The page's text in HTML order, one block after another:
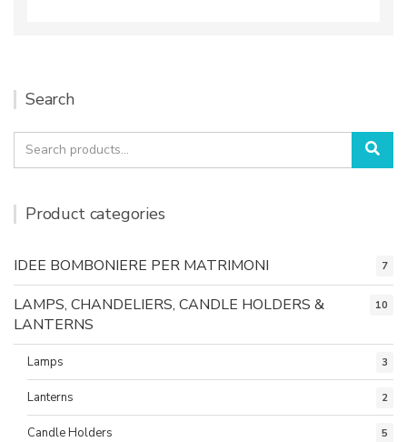
Search
Search
for:
Product categories
IDEE BOMBONIERE PER MATRIMONI 7
LAMPS, CHANDELIERS, CANDLE HOLDERS &
LANTERNS
10
Lamps 3
Lanterns 2
Candle Holders 5